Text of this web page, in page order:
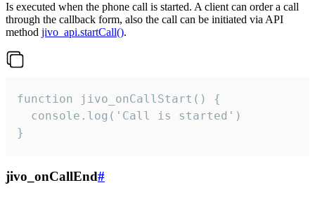
Is executed when the phone call is started. A client can order a call
through the callback form, also the call can be initiated via API
method jivo_api.startCall().
function jivo_onCallStart() {
  console.log('Call is started')
}
jivo_onCallEnd#